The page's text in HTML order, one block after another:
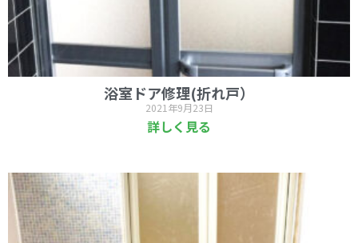
浴室ドア修理(折れ戸）
2021年9月23日
詳しく見る